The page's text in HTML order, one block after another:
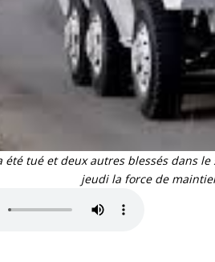
été tué et deux autres blessés dans
jeudi la force de